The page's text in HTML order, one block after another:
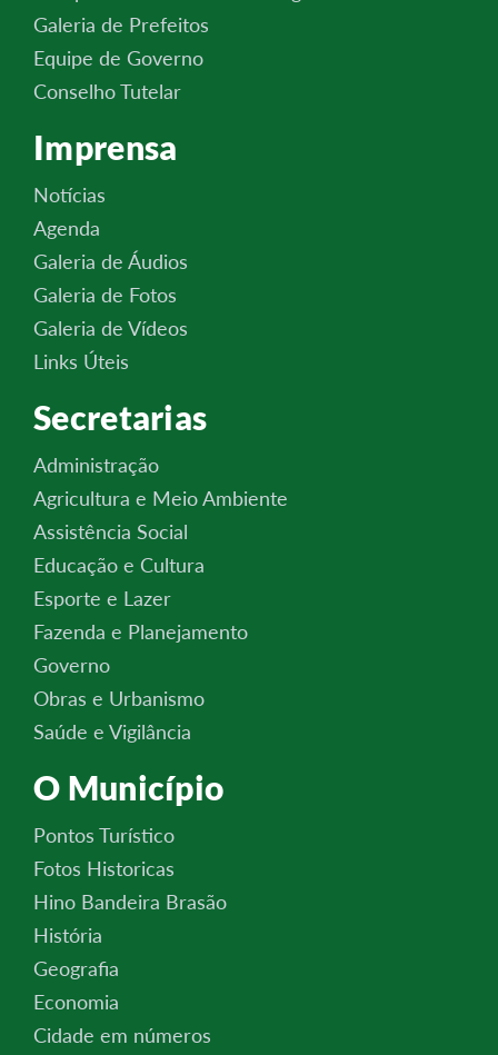
Galeria de Prefeitos
Equipe de Governo
Conselho Tutelar
Imprensa
Notícias
Agenda
Galeria de Áudios
Galeria de Fotos
Galeria de Vídeos
Links Úteis
Secretarias
Administração
Agricultura e Meio Ambiente
Assistência Social
Educação e Cultura
Esporte e Lazer
Fazenda e Planejamento
Governo
Obras e Urbanismo
Saúde e Vigilância
O Município
Pontos Turístico
Fotos Historicas
Hino Bandeira Brasão
História
Geografia
Economia
Cidade em números